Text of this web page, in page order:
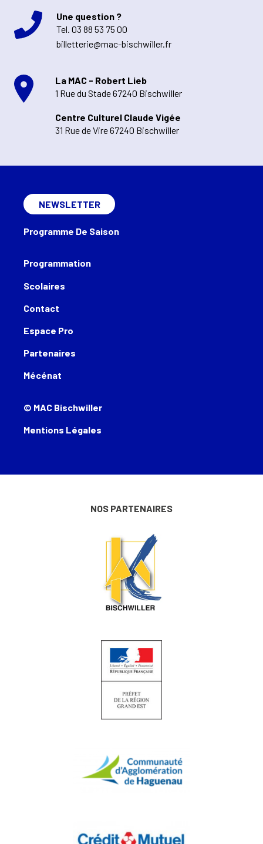
Une question ?
Tel. 03 88 53 75 00
billetterie@mac-bischwiller.fr
La MAC - Robert Lieb
1 Rue du Stade 67240 Bischwiller
Centre Culturel Claude Vigée
31 Rue de Vire 67240 Bischwiller
Programmation
Scolaires
Contact
Espace Pro
Partenaires
Mécénat
NEWSLETTER
Programme De Saison
© MAC Bischwiller
Mentions Légales
NOS PARTENAIRES